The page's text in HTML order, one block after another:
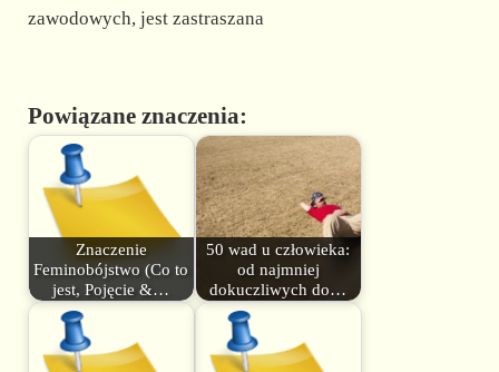
zawodowych, jest zastraszana
Powiązane znaczenia:
Znaczenie
Feminobójstwo (Co to
jest, Pojęcie &…
50 wad u człowieka:
od najmniej
dokuczliwych do…